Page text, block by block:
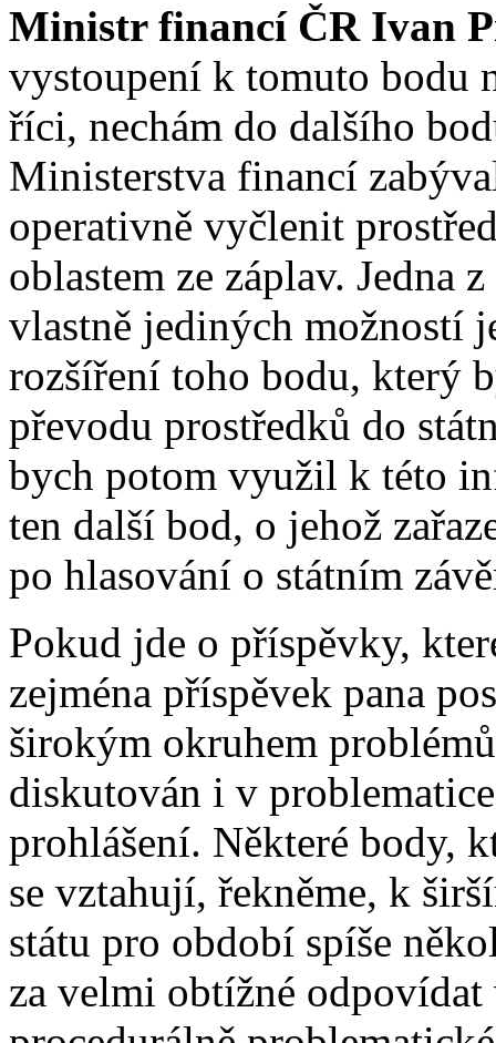
Ministr financí ČR Ivan
vystoupení k tomuto bodu
říci, nechám do dalšího
Ministerstva financí
operativně vyčlenit
oblastem ze záplav.
vlastně jediných možností
rozšíření toho bodu, který
převodu prostředků do
bych potom využil k této
ten další bod, o jehož
po hlasování o státním
Pokud jde o příspěvky,
zejména příspěvek pana
širokým okruhem
diskutován i v
prohlášení. Některé body,
se vztahují, řekněme, k
státu pro období spíše
za velmi obtížné